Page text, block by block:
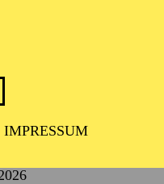
IMPRESSUM
MIT
MUSIK UND